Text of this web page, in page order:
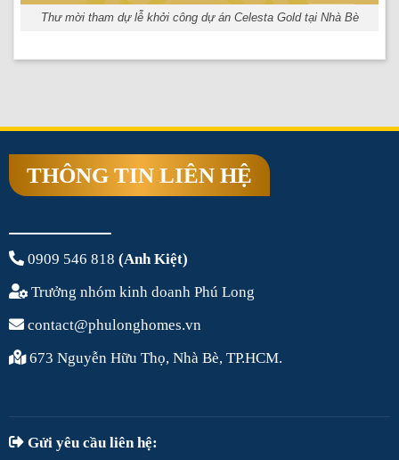
Thư mời tham dự lễ khởi công dự án Celesta Gold tại Nhà Bè
THÔNG TIN LIÊN HỆ
0909 546 818 (Anh Kiệt)
Trưởng nhóm kinh doanh Phú Long
contact@phulonghomes.vn
673 Nguyễn Hữu Thọ, Nhà Bè, TP.HCM.
Gửi yêu cầu liên hệ: